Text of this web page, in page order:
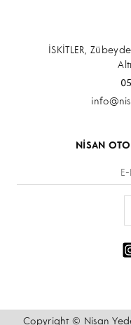
İSKİTLER,
NİSAN
Copyright © Nisan